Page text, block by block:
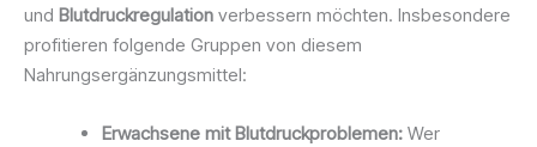
und Blutdruckregulation verbessern möchten. Insbesondere
profitieren folgende Gruppen von diesem
Nahrungsergänzungsmittel:
Erwachsene mit Blutdruckproblemen: Wer